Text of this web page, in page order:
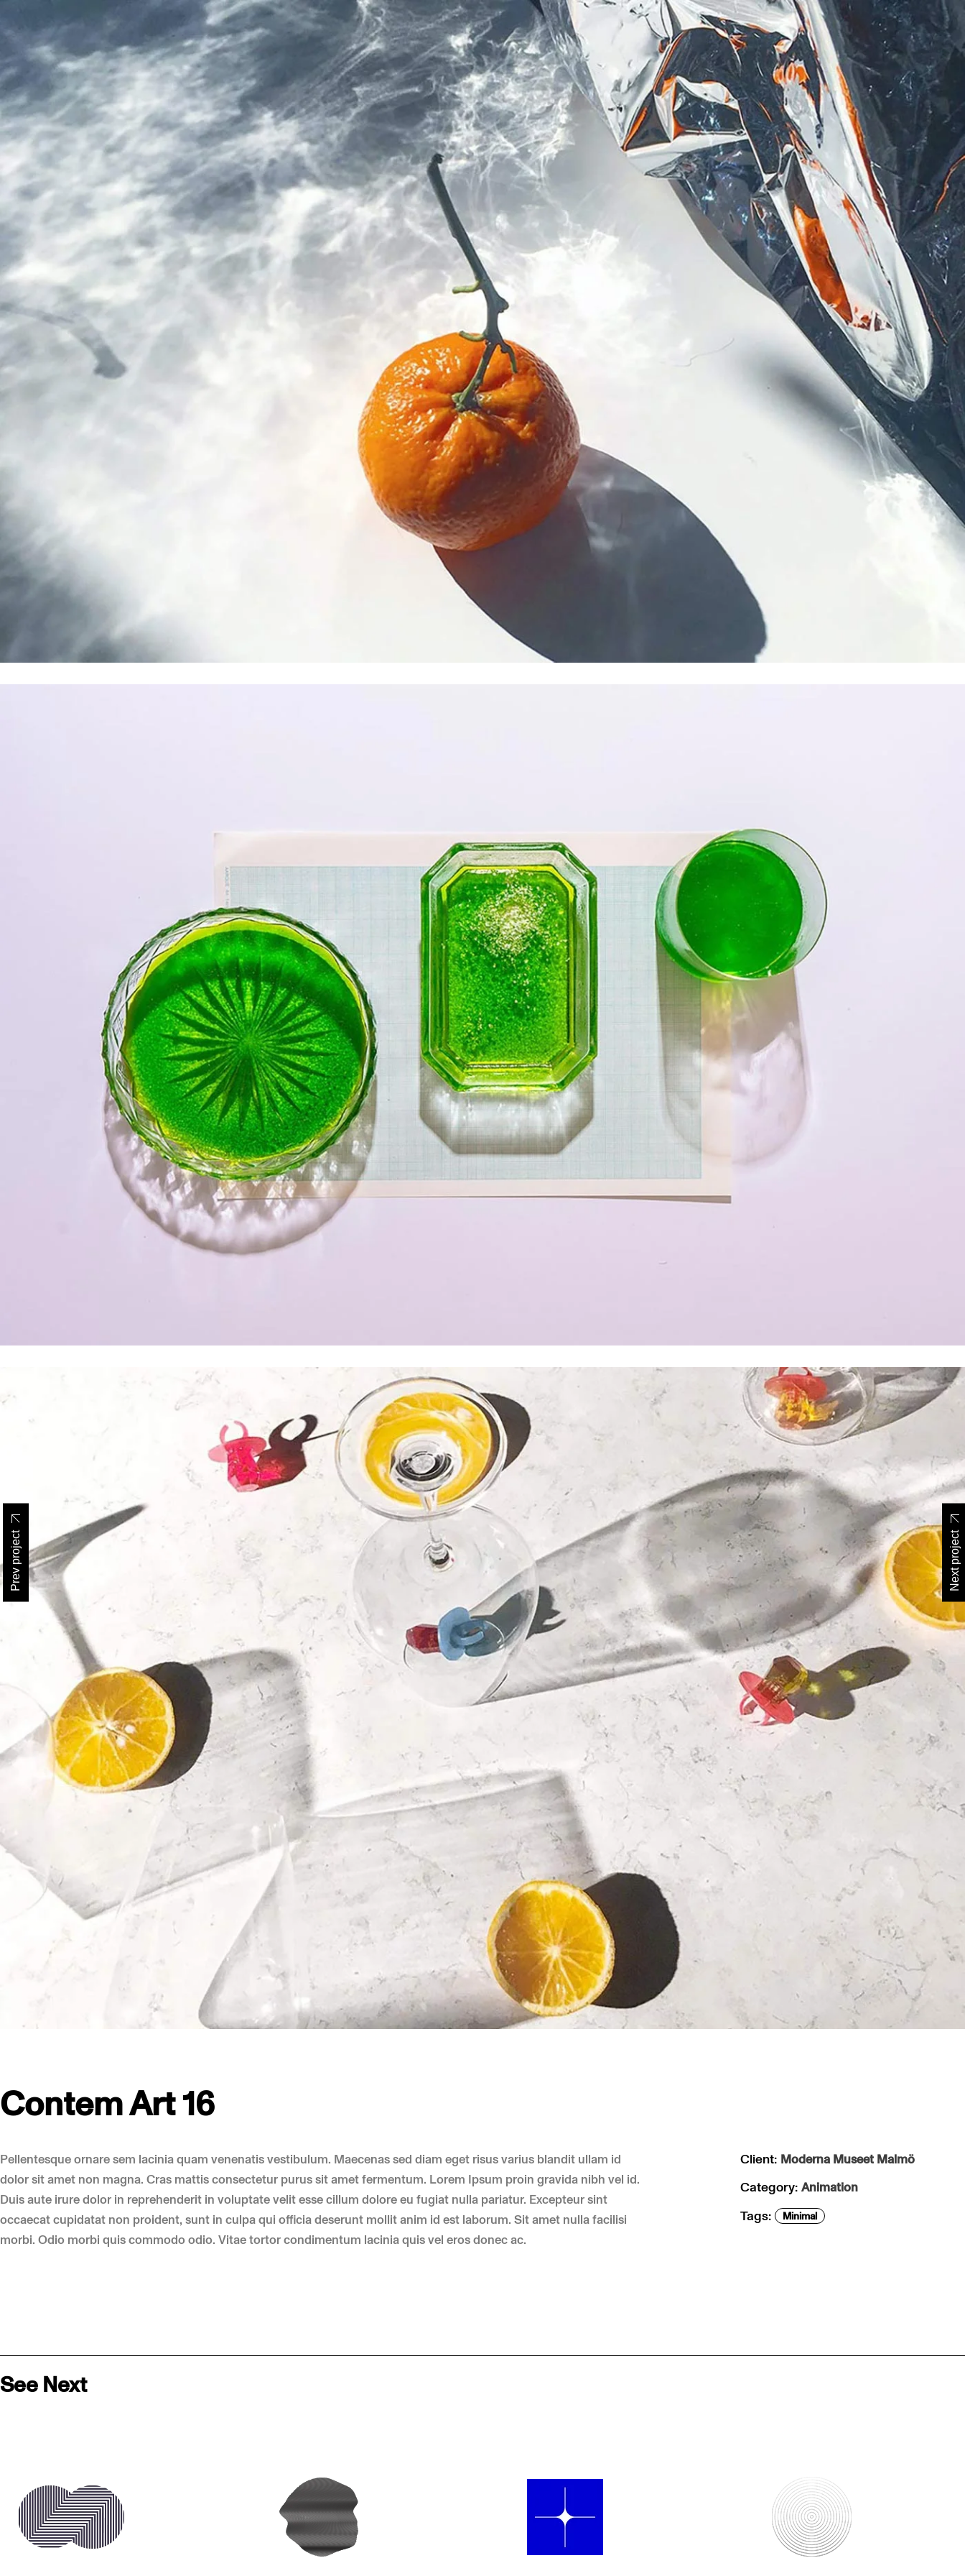
Contem Art 16
Pellentesque ornare sem lacinia quam venenatis vestibulum. Maecenas sed diam eget risus varius blandit ullam id
dolor sit amet non magna. Cras mattis consectetur purus sit amet fermentum. Lorem Ipsum proin gravida nibh vel id.
Duis aute irure dolor in reprehenderit in voluptate velit esse cillum dolore eu fugiat nulla pariatur. Excepteur sint
occaecat cupidatat non proident, sunt in culpa qui officia deserunt mollit anim id est laborum. Sit amet nulla facilisi
morbi. Odio morbi quis commodo odio. Vitae tortor condimentum lacinia quis vel eros donec ac.
Client: Moderna Museet Malmö
Category: Animation
Tags: Minimal
Prev project Next project
See Next